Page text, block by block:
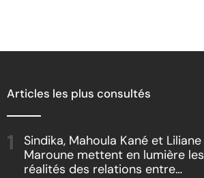
Articles les plus consultés
Sindika, Mahoula Kané et Liliane
Maroune mettent en lumière les
réalités des relations entre